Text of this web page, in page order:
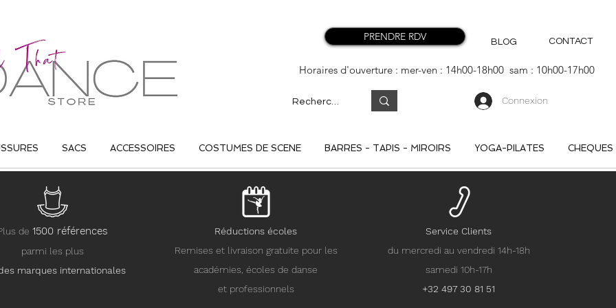
PRENDRE RDV BLOG CONTACT
Horaires d'ouverture : mer-ven : 14h00-18h00 sam : 10h00-17h00
Connexion
SACS ACCESSOIRES COSTUMES DE SCENE BARRES - TAPIS - MIROIRS YOGA-PILATES CHEQUES
de 1500 références
parmi les plus
marques internationales
Réductions écoles
Remises et livraison gratuite pour les
académies, écoles de danse
et professionnels
Service Clients
du mercredi au vendredi 14h-18h
samedi 10h-17h
+32 497 30 81 51